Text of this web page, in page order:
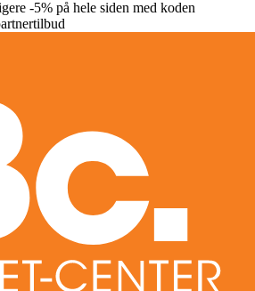
-5% på hele siden med koden